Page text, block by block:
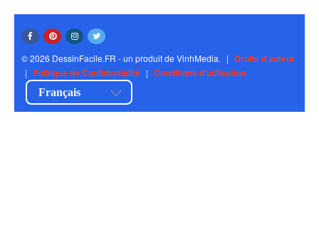
© 2026 DessinFacile.FR - un produit de VinhMedia. | Droits d'auteur
| Politique de Confidentialité | Conditions d'utilisation
Français